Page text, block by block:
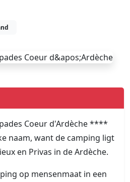
Coeur d'Ardèche ****
naam, want de camping ligt
en Privas in de Ardèche.
op mensenmaat in een